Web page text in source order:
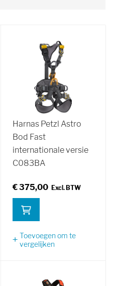
Harnas Petzl Astro
Bod Fast
internationale versie
C083BA
€ 375,00
Toevoegen om te
vergelijken